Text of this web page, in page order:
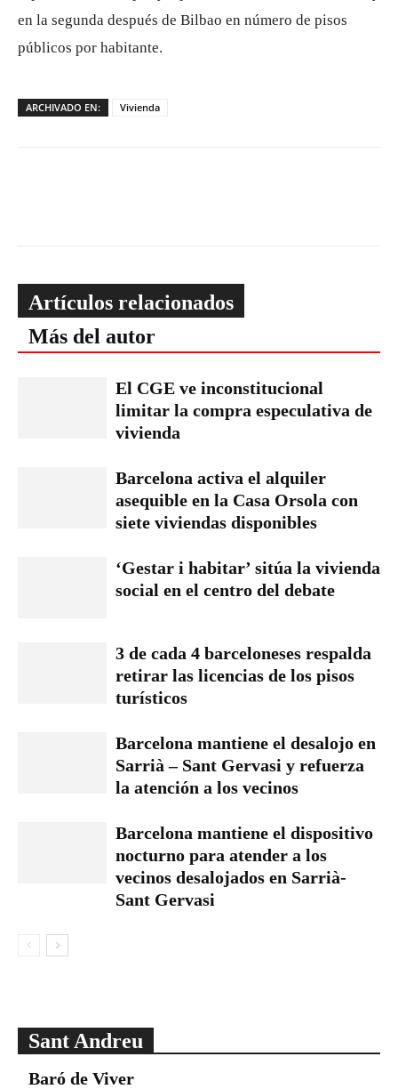
en la segunda después de Bilbao en número de pisos
públicos por habitante.
ARCHIVADO EN: Vivienda
Artículos relacionados
Más del autor
El CGE ve inconstitucional
limitar la compra especulativa de
vivienda
Barcelona activa el alquiler
asequible en la Casa Orsola con
siete viviendas disponibles
‘Gestar i habitar’ sitúa la vivienda
social en el centro del debate
3 de cada 4 barceloneses respalda
retirar las licencias de los pisos
turísticos
Barcelona mantiene el desalojo en
Sarrià – Sant Gervasi y refuerza
la atención a los vecinos
Barcelona mantiene el dispositivo
nocturno para atender a los
vecinos desalojados en Sarrià-
Sant Gervasi
Sant Andreu
Baró de Viver